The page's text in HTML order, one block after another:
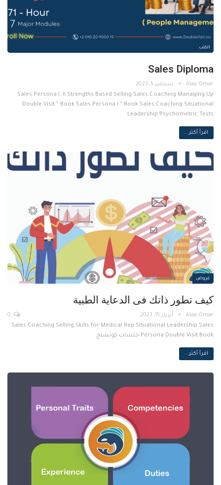
الكتب
Sales Diploma
سبتمبر 5, 2023
Sales Persona I, II Strengths Based Selling Sales Coaching Managing Up
Double Visit “ Book Sales Persona I “ Book Sales Coaching Situational
Leadership Psychometric Tests
اقرأ أكثر...
عروض
كيف تطور ذاتك فى الدعاية الطبية
أبريل 15, 2023
Sales Coaching Selling Skills for Medical Rep Situational Leadership Sales
Persona Double Visit Book جلسات كوتشنج
اقرأ أكثر...